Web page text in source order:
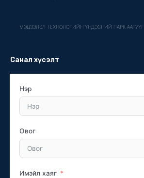
МЭДЭЭЛЭЛ ТЕХНОЛОГИЙН ҮНДЭСНИЙ ПАРК ААТУҮГ
Санал хүсэлт
Нэр
Овог
Имэйл хаяг